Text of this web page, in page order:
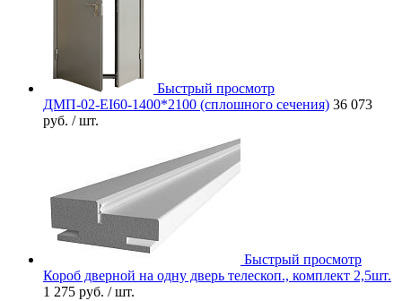
Быстрый просмотр
ДМП-02-EI60-1400*2100 (сплошного сечения) 36 073
руб. / шт.
Быстрый просмотр
Короб дверной на одну дверь телескоп., комплект 2,5шт.
1 275 руб. / шт.